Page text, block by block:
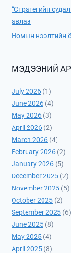
“Стратегийн
авлаа
Номын нээлтийн
МЭДЭЭНИЙ
July 2026 (1)
June 2026 (4)
May 2026 (3)
April 2026 (2)
March 2026 (4)
February 2026 (2)
January 2026 (5)
December 2025 (2)
November 2025 (5)
October 2025 (2)
September 2025 (6)
June 2025 (8)
May 2025 (4)
April 2025 (8)